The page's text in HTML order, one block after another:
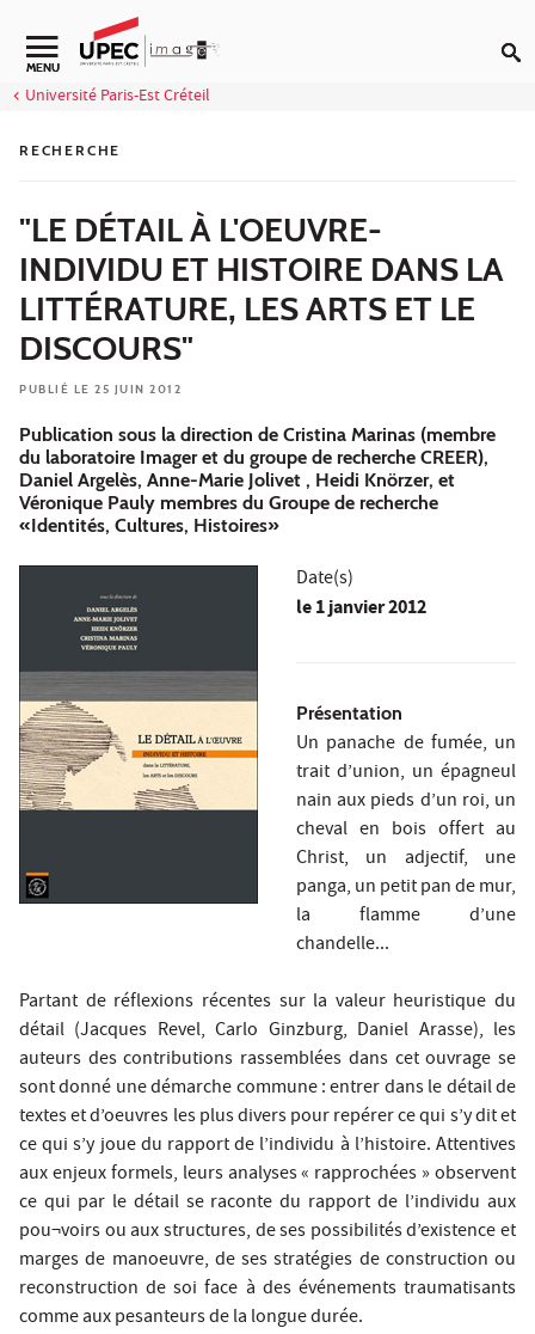
Aller au contenu
Navigation secondaire
MENU
Université Paris-Est Créteil
RECHERCHE
"LE DÉTAIL À L'OEUVRE-
INDIVIDU ET HISTOIRE DANS LA
LITTÉRATURE, LES ARTS ET LE
DISCOURS"
PUBLIÉ LE 25 JUIN 2012
Publication sous la direction de Cristina Marinas (membre
du laboratoire Imager et du groupe de recherche CREER),
Daniel Argelès, Anne-Marie Jolivet , Heidi Knörzer, et
Véronique Pauly membres du Groupe de recherche
«Identités, Cultures, Histoires»
Date(s)
le1 janvier 2012
Présentation
Un panache de fumée, un
trait d’union, un épagneul
nain aux pieds d’un roi, un
cheval en bois offert au
Christ, un adjectif, une
panga, un petit pan de mur,
la flamme d’une
chandelle...
Partant de réflexions récentes sur la valeur heuristique du
détail (Jacques Revel, Carlo Ginzburg, Daniel Arasse), les
auteurs des contributions rassemblées dans cet ouvrage se
sont donné une démarche commune : entrer dans le détail de
textes et d’oeuvres les plus divers pour repérer ce qui s’y dit et
ce qui s’y joue du rapport de l’individu à l’histoire. Attentives
aux enjeux formels, leurs analyses « rapprochées » observent
ce qui par le détail se raconte du rapport de l’individu aux
pou¬voirs ou aux structures, de ses possibilités d’existence et
marges de manoeuvre, de ses stratégies de construction ou
reconstruction de soi face à des événements traumatisants
comme aux pesanteurs de la longue durée.